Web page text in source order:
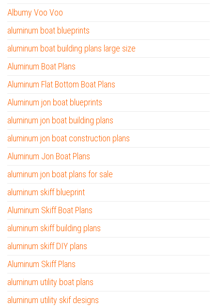
Albumy Voo Voo
aluminum boat blueprints
aluminum boat building plans large size
Aluminum Boat Plans
Aluminum Flat Bottom Boat Plans
Aluminum jon boat blueprints
aluminum jon boat building plans
aluminum jon boat construction plans
Aluminum Jon Boat Plans
aluminum jon boat plans for sale
aluminum skiff blueprint
Aluminum Skiff Boat Plans
aluminum skiff building plans
aluminum skiff DIY plans
Aluminum Skiff Plans
aluminum utility boat plans
aluminum utility skif designs